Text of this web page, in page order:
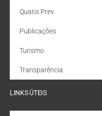
Quatis Prev
Publicações
Turismo
Transparência
LINKS ÚTEIS